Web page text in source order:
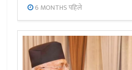
6 MONTHS पहिले